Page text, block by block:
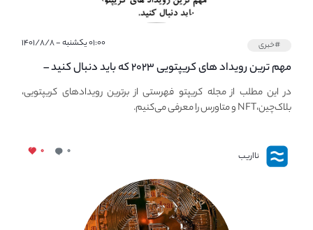
#خبری ۰۱:۰۰ یکشنبه - ۱۴۰۱/۸/۸
مهم ترین رویداد های کریپتویی ۲۰۲۳ که باید دنبال کنید –
معرفی بهترین رویداد های جهانی
در این مطلب از مجله کریپتو فهرستی از برترین رویدادهای کریپتویی،
بلاک‌چین،NFT و متاورس را معرفی می‌کنیم.
نااریب ۰ ۰